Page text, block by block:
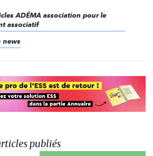
ADÉMA association pour le
associatif
news
publiés